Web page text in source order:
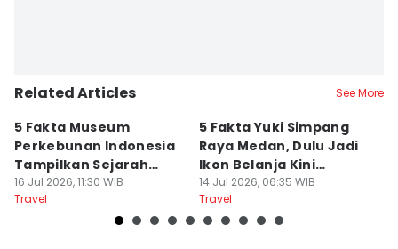
Related Articles See More
5 Fakta Museum
Perkebunan Indonesia
Tampilkan Sejarah
Tanah Deli
16 Jul 2026, 11:30 WIB
Travel
5 Fakta Yuki Simpang
Raya Medan, Dulu Jadi
Ikon Belanja Kini
Ditinggalkan
14 Jul 2026, 06:35 WIB
Travel